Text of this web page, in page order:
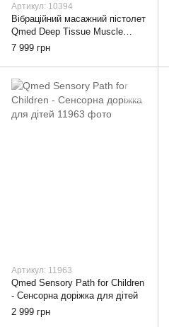
Артикул: 10394
Вібраційний масажний пістолет
Qmed Deep Tissue Muscle
Massager
7 999 грн
Артикул: 11963
Qmed Sensory Path for Children
- Сенсорна доріжка для дітей
2 999 грн